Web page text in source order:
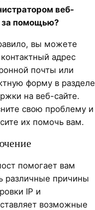
веб-
за помощью?
вы можете
адрес
почты или
форму в разделе
на веб-сайте.
свою проблему и
их помочь вам.
помогает вам
различные причины
IP и
возможные